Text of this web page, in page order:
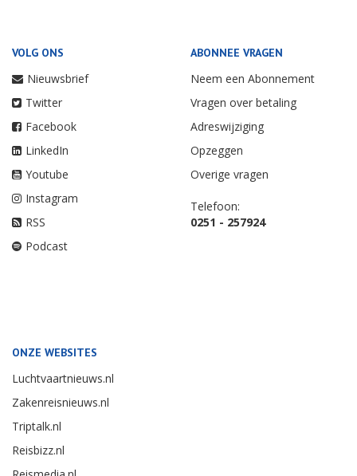
VOLG ONS
Nieuwsbrief
Twitter
Facebook
LinkedIn
Youtube
Instagram
RSS
Podcast
ABONNEE VRAGEN
Neem een Abonnement
Vragen over betaling
Adreswijziging
Opzeggen
Overige vragen
Telefoon:
0251 - 257924
ONZE WEBSITES
Luchtvaartnieuws.nl
Zakenreisnieuws.nl
Triptalk.nl
Reisbizz.nl